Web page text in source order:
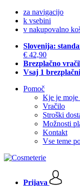
za navigacijo
k vsebini
v nakupovalno
Slovenija:
€ 42,90
Brezplačno
Vsaj 1
Pomoč
Kje je moje
Vračilo
Stroški
Možnosti
Kontakt
Vse teme
Prijava